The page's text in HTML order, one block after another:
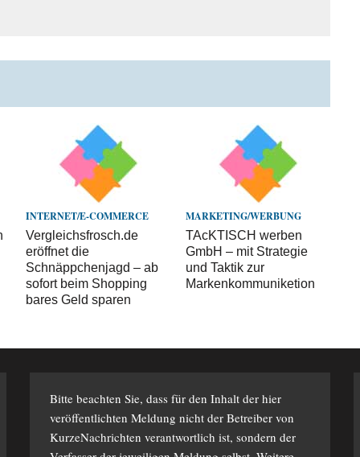
INTERNET/E-COMMERCE
Vergleichsfrosch.de
eröffnet die
Schnäppchenjagd – ab
sofort beim Shopping
bares Geld sparen
MARKETING/WERBUNG
TAcKTISCH werben
GmbH – mit Strategie
und Taktik zur
Markenkommuniketion
Bitte beachten Sie, dass für den Inhalt der hier
veröffentlichten Meldung nicht der Betreiber von
KurzeNachrichten verantwortlich ist, sondern der